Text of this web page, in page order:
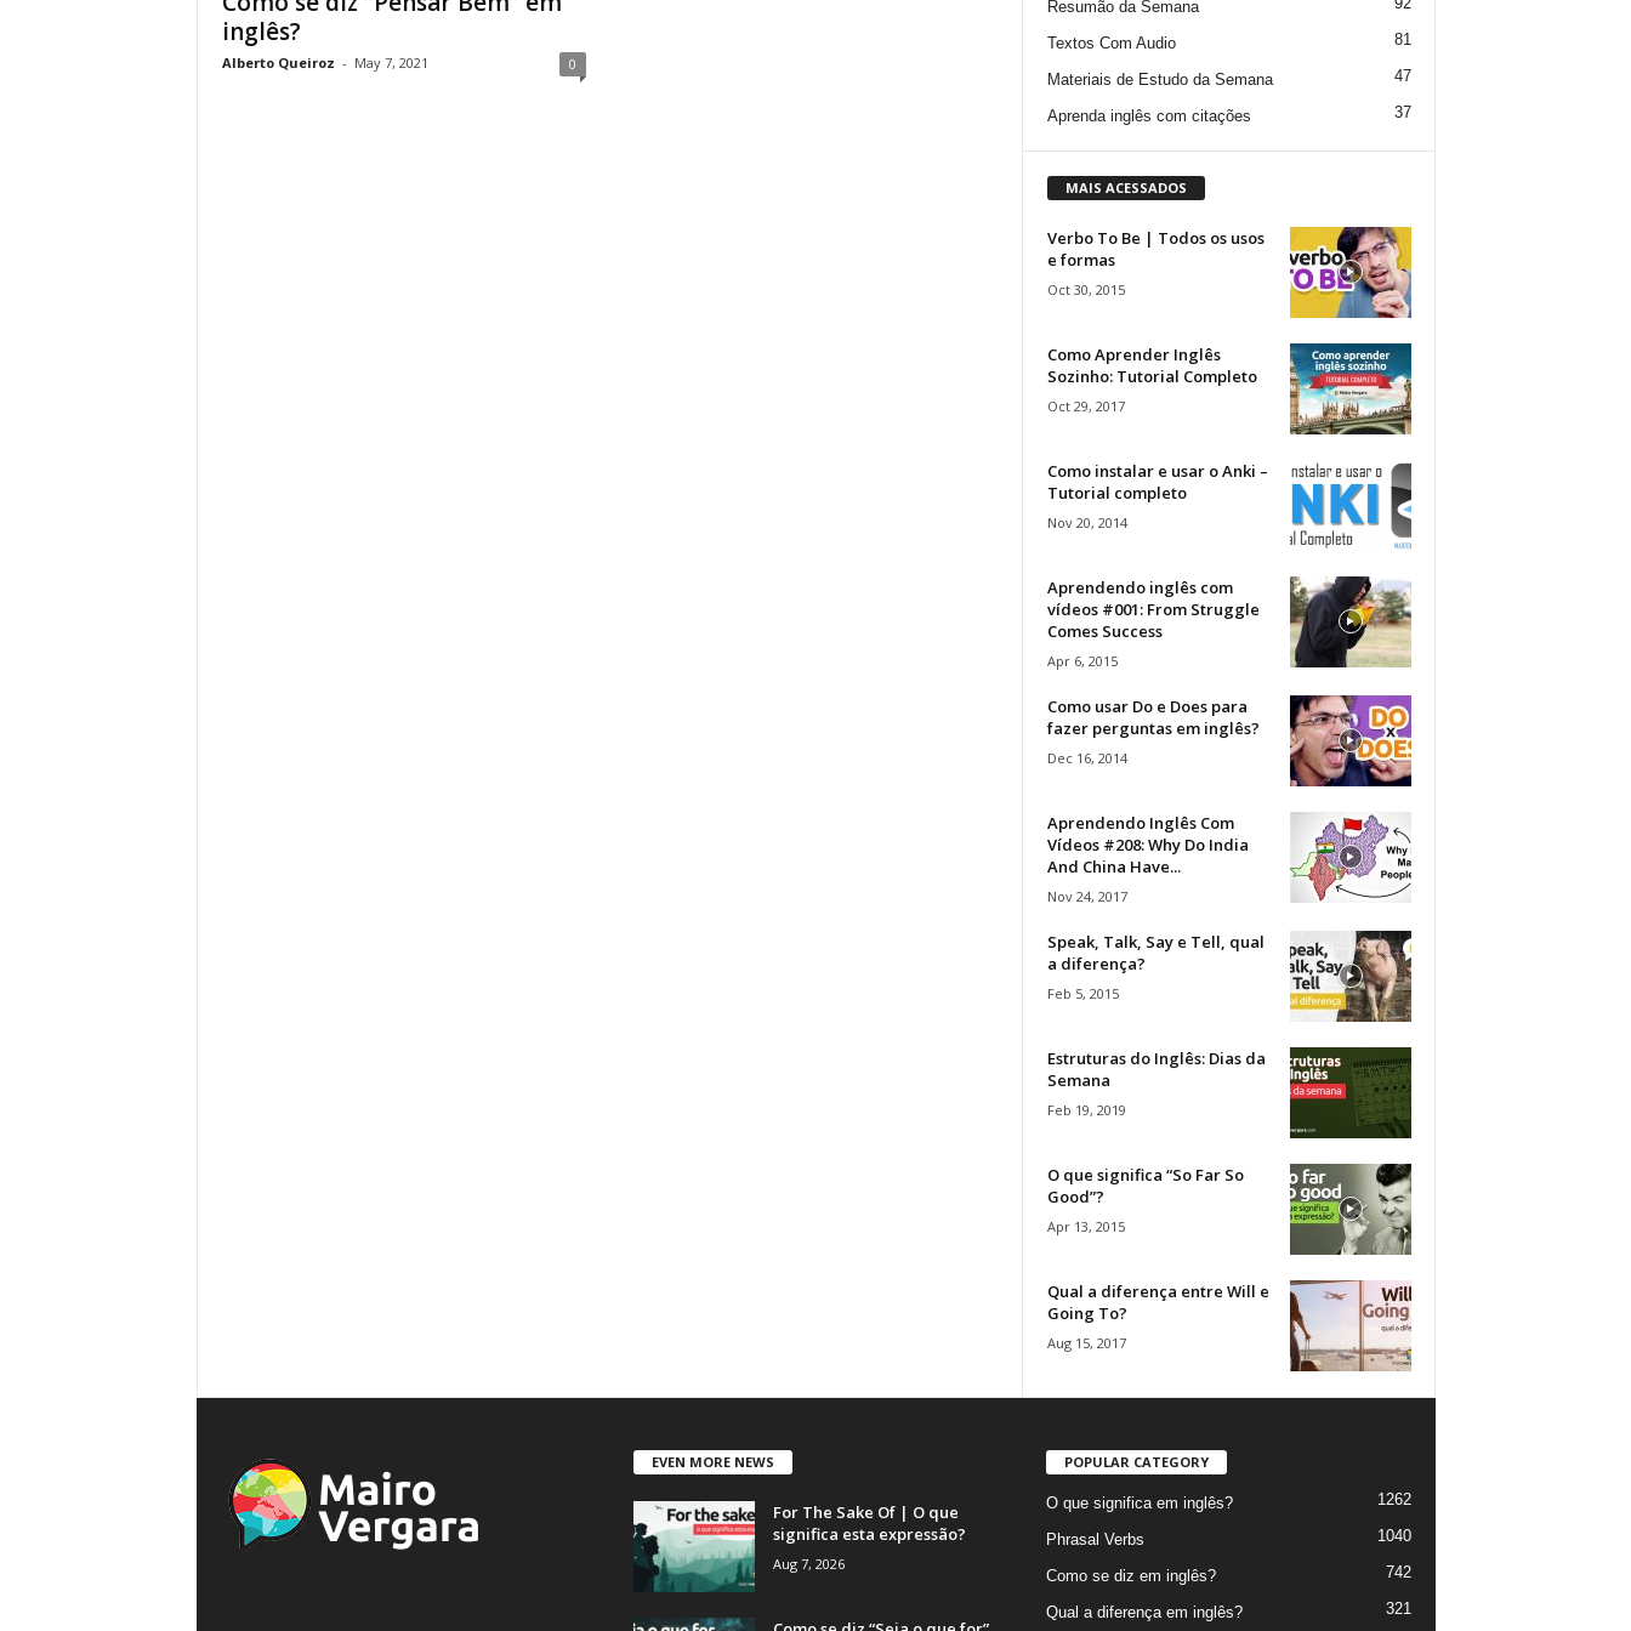
inglês?
Alberto Queiroz - May 7, 2021 0
Resumão da Semana
Textos Com Audio 81
Materiais de Estudo da Semana 47
Aprenda inglês com citações 37
MAIS ACESSADOS
Verbo To Be | Todos os usos
e formas
Oct 30, 2015
Como Aprender Inglês
Sozinho: Tutorial Completo
Oct 29, 2017
Como instalar e usar o Anki –
Tutorial completo
Nov 20, 2014
Aprendendo inglês com
vídeos #001: From Struggle
Comes Success
Apr 6, 2015
Como usar Do e Does para
fazer perguntas em inglês?
Dec 16, 2014
Aprendendo Inglês Com
Vídeos #208: Why Do India
And China Have...
Nov 24, 2017
Speak, Talk, Say e Tell, qual
a diferença?
Feb 5, 2015
Estruturas do Inglês: Dias da
Semana
Feb 19, 2019
O que significa “So Far So
Good”?
Apr 13, 2015
Qual a diferença entre Will e
Going To?
Aug 15, 2017
EVEN MORE NEWS
For The Sake Of | O que
significa esta expressão?
Aug 7, 2026
POPULAR CATEGORY
O que significa em inglês? 1262
Phrasal Verbs 1040
Como se diz em inglês? 742
Qual a diferença em inglês? 321